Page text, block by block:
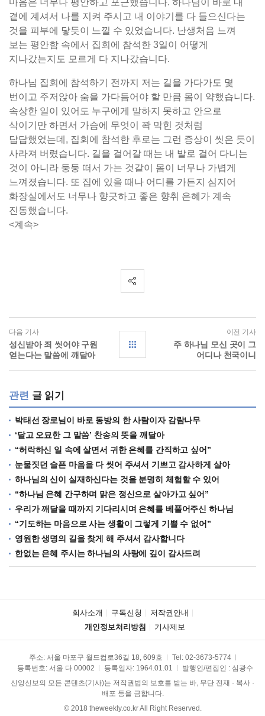
마음은 너무나 평안하고 포근했습니다. 하나님이 바로 내
곁에 계셔서 나를 지켜 주시고 내 이야기를 다 들으신다는
것을 피부에 닿듯이 느낄 수 있었습니다. 난생처음 느껴
보는 평안함 속에서 집회에 참석한 3일이 어떻게
지나갔는지도 모르게 다 지나갔습니다.
하나님 집회에 참석하기 전까지 저는 길을 가다가도 몇
번이고 주저앉아 숨을 가다듬어야 할 만큼 몸이 약했습니다.
속상한 일이 있어도 누구에게 말하지 못하고 안으로
삭이기만 하면서 가슴에 무엇이 꽉 막힌 것처럼
답답했었는데, 집회에 참석한 후로는 그런 증상이 씻은 듯이
사라져 버렸습니다. 길을 걸어갈 때는 내 발로 걸어 다니는
것이 아니라 둥둥 떠서 가는 것같이 몸이 너무나 가볍게
느껴졌습니다. 또 집에 있을 때나 어디를 가든지 심지어
화장실에서도 너무나 향긋하고 좋은 향취 은혜가 계속
진동했습니다.
<계속>
다음 기사
성신받아 죄 씻어야 구원
얻는다는 말씀에 깨달아
이전 기사
주 하나님 모신 곳이 그
어디나 천국이니
관련 글 읽기
박태선 장로님이 바로 동방의 한 사람이자 감람나무
‘달고 오묘한 그 말씀’ 찬송의 뜻을 깨달아
“허락하신 일 속에 살면서 귀한 은혜를 간직하고 싶어”
눈물짓던 슬픈 마음을 다 씻어 주셔서 기쁘고 감사하게 살아
하나님의 신이 실재하신다는 것을 분명히 체험할 수 있어
“하나님 은혜 간구하며 맑은 정신으로 살아가고 싶어”
우리가 깨달을 때까지 기다리시며 은혜를 베풀어주신 하나님
“기도하는 마음으로 사는 생활이 그렇게 기쁠 수 없어”
영원한 생명의 길을 찾게 해 주셔서 감사합니다
한없는 은혜 주시는 하나님의 사랑에 깊이 감사드려
회사소개 구독신청
저작권안내
개인정보처리방침
기사제보
주소: 서울 마포구 월드컵로36길 18, 609호 Tel: 02-3673-5774
등록번호: 서울 다 00002
등록일자: 1964.01.01
발행인/편집인 : 심광수
신앙신보의 모든 콘텐츠(기사)는 저작권법의 보호를 받는 바, 무단 전재 · 복사 ·
배포 등을 금합니다.
© 2018 theweekly.co.kr All Right Reserved.